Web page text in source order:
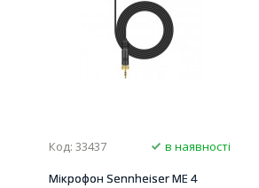
Код: 33437
в наявності
Мікрофон Sennheiser ME 4